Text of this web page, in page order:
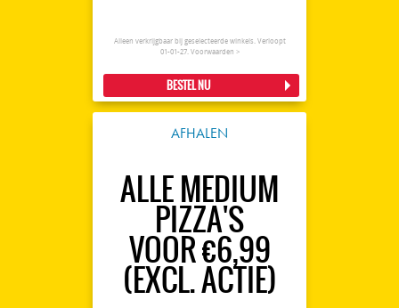
Alleen verkrijgbaar bij geselecteerde winkels. Verloopt
01-01-27. Voorwaarden >
BESTEL NU
AFHALEN
ALLE MEDIUM
PIZZA'S
VOOR €6,99
(EXCL. ACTIE)